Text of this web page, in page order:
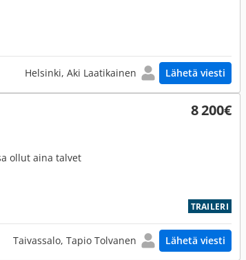
Helsinki, Aki Laatikainen Lähetä viesti
8 200€
TRAILERI
ollut aina talvet
Taivassalo, Tapio Tolvanen Lähetä viesti